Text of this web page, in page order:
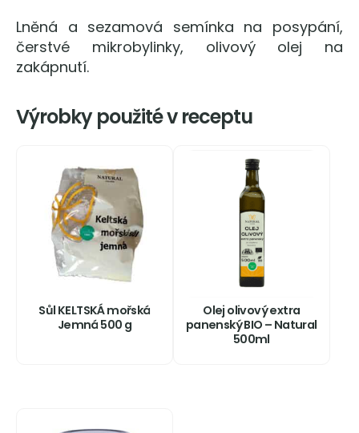
Lněná a sezamová semínka na posypání,
čerstvé mikrobylinky, olivový olej na
zakápnutí.
Výrobky použité v receptu
Sůl KELTSKÁ mořská
Jemná 500 g
Olej olivový extra
panenský BIO – Natural
500ml